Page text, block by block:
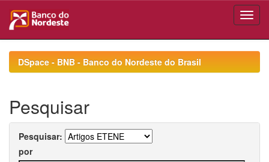
navigationDSpace - BNB - Banco do Nordeste do Brasil
Pesquisar
Pesquisar:
por